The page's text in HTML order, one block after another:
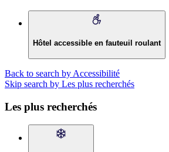
Hôtel accessible en fauteuil roulant
Back to search by Accessibilité
Skip search by Les plus recherchés
Les plus recherchés